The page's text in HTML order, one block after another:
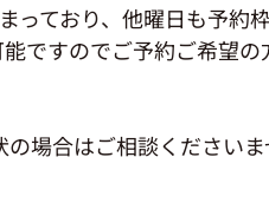
っており、他曜日も予約
ですのでご予約ご希望
場合はご相談ください